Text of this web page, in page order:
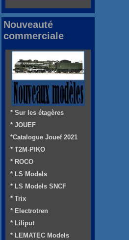
Nouveauté
commerciale
* Sur les étagères
* JOUEF
*Catalogue Jouef 2021
* T2M-PIKO
* ROCO
* LS Models
* LS Models SNCF
* Trix
* Electrotren
* Liliput
* LEMATEC Models